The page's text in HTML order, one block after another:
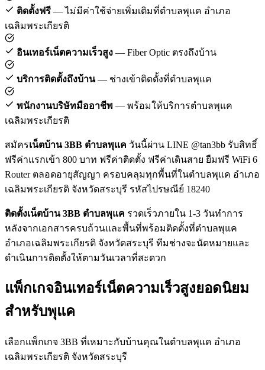
ติดตั้งฟรี — ไม่มีค่าใช้จ่ายเพิ่มเติมที่ตำบลพุแค อำเภอ
เฉลิมพระเกียรติ
อินเทอร์เน็ตความเร็วสูง — Fiber Optic ตรงถึงบ้าน
บริการติดตั้งถึงบ้าน— ช่างเข้าติดตั้งที่ตำบลพุแค
พนักงานบริษัทมืออาชีพ — พร้อมให้บริการตำบลพุแค
เฉลิมพระเกียรติ
สมัครเน็ตบ้าน 3BB ตำบลพุแค วันนี้ผ่าน LINE @tan3bb รับสิทธิ์
ฟรีค่าแรกเข้า 800 บาท ฟรีค่าติดตั้ง ฟรีค่าเดินสาย ยืมฟรี WiFi 6
Router ตลอดอายุสัญญา ครอบคลุมทุกพื้นที่ในตำบลพุแค อำเภอ
เฉลิมพระเกียรติ จังหวัดสระบุรี รหัสไปรษณีย์ 18240
ติดตั้งเน็ตบ้าน 3BB ตำบลพุแค รวดเร็วภายใน 1-3 วันทำการ
หลังจากเอกสารครบถ้วนและพื้นที่พร้อมติดตั้งที่ตำบลพุแค
อำเภอเฉลิมพระเกียรติ จังหวัดสระบุรี ทีมช่างจะนัดหมายและ
ดำเนินการติดตั้งให้ตามวันเวลาที่สะดวก
แพ็กเกจอินเทอร์เน็ตความเร็วสูงยอดนิยม
สำหรับพุแค
เลือกแพ็กเกจ 3BB ที่เหมาะกับบ้านคุณในตำบลพุแค อำเภอ
เฉลิมพระเกียรติ จังหวัดสระบุรี